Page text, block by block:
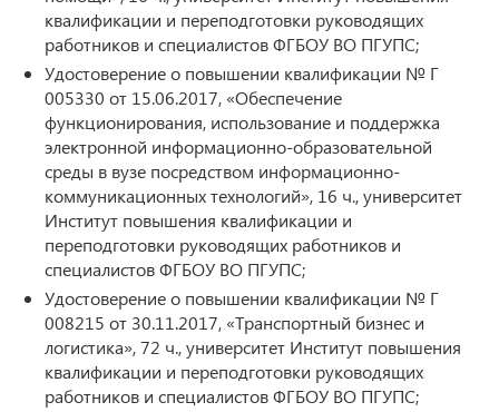
квалификации и переподготовки руководящих
работников и специалистов ФГБОУ ВО ПГУПС;
Удостоверение о повышении квалификации № Г
005330 от 15.06.2017, «Обеспечение
функционирования, использование и поддержка
электронной информационно-образовательной
среды в вузе посредством информационно-
коммуникационных технологий», 16 ч., университет
Институт повышения квалификации и
переподготовки руководящих работников и
специалистов ФГБОУ ВО ПГУПС;
Удостоверение о повышении квалификации № Г
008215 от 30.11.2017, «Транспортный бизнес и
логистика», 72 ч., университет Институт повышения
квалификации и переподготовки руководящих
работников и специалистов ФГБОУ ВО ПГУПС;